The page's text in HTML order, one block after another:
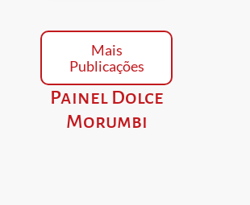
Mais
Publicações
Painel Dolce
Morumbi